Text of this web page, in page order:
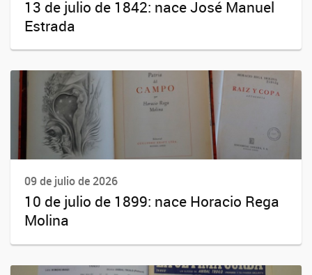
13 de julio de 1842: nace José Manuel
Estrada
09 de julio de 2026
10 de julio de 1899: nace Horacio Rega
Molina